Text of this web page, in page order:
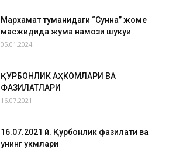
Мархамат туманидаги “Сунна” жоме
масжидида жума намози шукуҳи
05.01.2024
ҚУРБОНЛИК АҲКОМЛАРИ ВА
ФАЗИЛАТЛАРИ
16.07.2021
16.07.2021 й. Қурбонлик фазилати ва
унинг ҳукмлари